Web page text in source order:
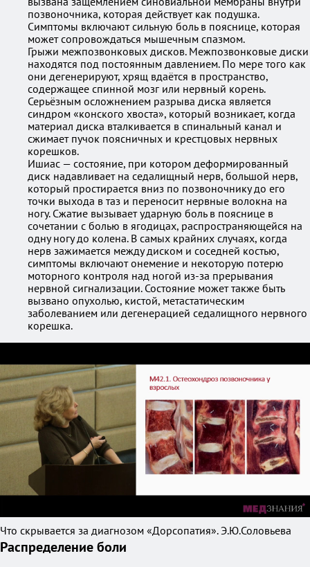
позвоночника, которая действует как подушка.
Симптомы включают сильную боль в пояснице, которая
может сопровождаться мышечным спазмом.
Грыжи межпозвонковых дисков. Межпозвонковые диски
находятся под постоянным давлением. По мере того как
они дегенерируют, хрящ вдаётся в пространство,
содержащее спинной мозг или нервный корень.
Серьёзным осложнением разрыва диска является
синдром «конского хвоста», который возникает, когда
материал диска вталкивается в спинальный канал и
сжимает пучок поясничных и крестцовых нервных
корешков.
Ишиас — состояние, при котором деформированный
диск надавливает на седалищный нерв, большой нерв,
который простирается вниз по позвоночнику до его
точки выхода в таз и переносит нервные волокна на
ногу. Сжатие вызывает ударную боль в пояснице в
сочетании с болью в ягодицах, распространяющейся на
одну ногу до колена. В самых крайних случаях, когда
нерв зажимается между диском и соседней костью,
симптомы включают онемение и некоторую потерю
моторного контроля над ногой из-за прерывания
нервной сигнализации. Состояние может также быть
вызвано опухолью, кистой, метастатическим
заболеванием или дегенерацией седалищного нервного
корешка.
Что скрывается за диагнозом «Дорсопатия». Э.Ю.Соловьева
Распределение боли